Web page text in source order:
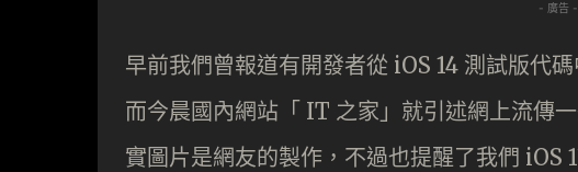
- 廣告 -
早前我們曾報道有開發者從 iOS 14 測試版代
而今晨國內網站「 IT 之家」就引述網上流傳
實圖片是網友的製作，不過也提醒了我們 iOS